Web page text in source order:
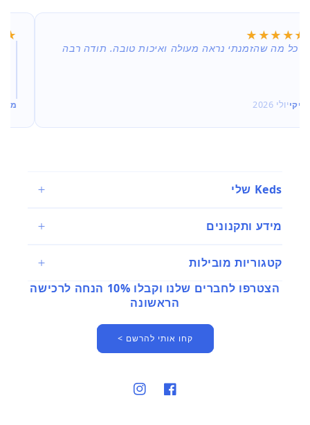
★★★★★
★★★★★
כל מה שהזמנתי נראה מעולה ואיכות טובה. תודה רבה
ריקייולי 2026
Keds שלי
מידע ותקנונים
קטגוריות מובילות
הצטרפו לחברים שלנו וקבלו 10% הנחה לרכישה
הראשונה
קחו אותי להרשם >
פייסבוק אינסטגרם